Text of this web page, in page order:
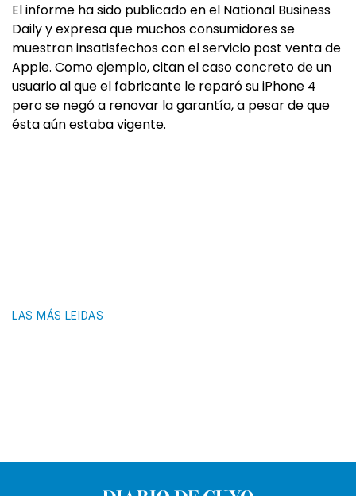
El informe ha sido publicado en el National Business
Daily y expresa que muchos consumidores se
muestran insatisfechos con el servicio post venta de
Apple. Como ejemplo, citan el caso concreto de un
usuario al que el fabricante le reparó su iPhone 4
pero se negó a renovar la garantía, a pesar de que
ésta aún estaba vigente.
LAS MÁS LEIDAS